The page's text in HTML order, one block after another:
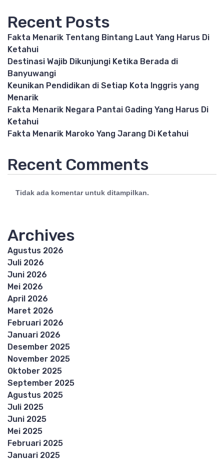
Recent Posts
Fakta Menarik Tentang Bintang Laut Yang Harus Di
Ketahui
Destinasi Wajib Dikunjungi Ketika Berada di
Banyuwangi
Keunikan Pendidikan di Setiap Kota Inggris yang
Menarik
Fakta Menarik Negara Pantai Gading Yang Harus Di
Ketahui
Fakta Menarik Maroko Yang Jarang Di Ketahui
Recent Comments
Tidak ada komentar untuk ditampilkan.
Archives
Agustus 2026
Juli 2026
Juni 2026
Mei 2026
April 2026
Maret 2026
Februari 2026
Januari 2026
Desember 2025
November 2025
Oktober 2025
September 2025
Agustus 2025
Juli 2025
Juni 2025
Mei 2025
Februari 2025
Januari 2025